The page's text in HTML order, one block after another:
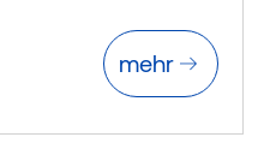
mehr